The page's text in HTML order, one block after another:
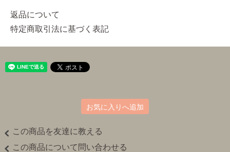
返品について
特定商取引法に基づく表記
お気に入りへ追加
この商品を友達に教える
この商品について問い合わせる